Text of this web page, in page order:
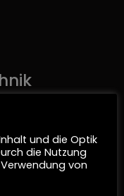
und die Optik
die Nutzung
von